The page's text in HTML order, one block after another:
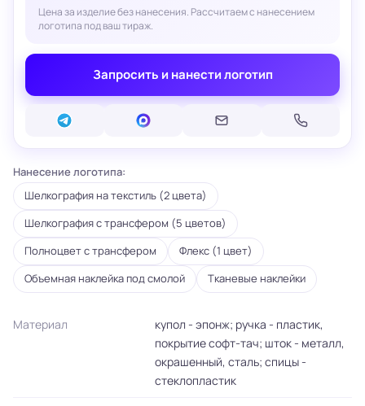
Цена за изделие без нанесения. Рассчитаем с нанесением
логотипа под ваш тираж.
Запросить и нанести логотип
Нанесение логотипа:
Шелкография на текстиль (2 цвета)
Шелкография с трансфером (5 цветов)
Полноцвет с трансфером
Флекс (1 цвет)
Объемная наклейка под смолой
Тканевые наклейки
Материал
купол - эпонж; ручка - пластик,
покрытие софт-тач; шток - металл,
окрашенный, сталь; спицы -
стеклопластик